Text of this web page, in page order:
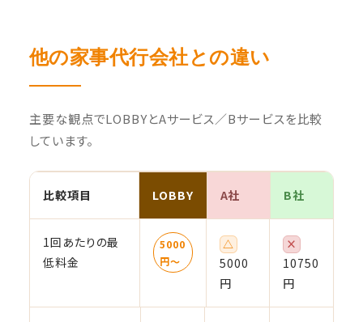
他の家事代行会社との違い
主要な観点でLOBBYとAサービス／Bサービスを比較
しています。
比較項目 LOBBY A社 B社
1回あたりの最
低料金
5000
円〜
△
5000
円
×
10750
円